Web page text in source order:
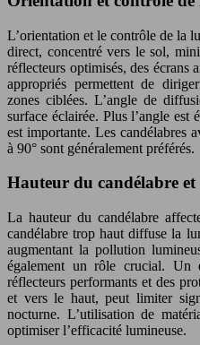
L’orientation et le contrôle de la
direct, concentré vers le sol,
réflecteurs optimisés, des écrans
appropriés permettent de
zones ciblées. L’angle de
surface éclairée. Plus l’angle
est importante. Les candélabres
à 90° sont généralement préférés.
Hauteur du candélabre et
La hauteur du candélabre
candélabre trop haut diffuse la
augmentant la pollution
également un rôle crucial. Un
réflecteurs performants et des
et vers le haut, peut limiter
nocturne. L’utilisation de
optimiser l’efficacité lumineuse.